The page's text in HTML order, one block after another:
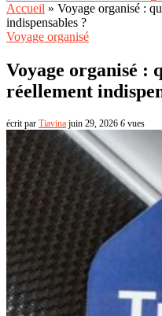
Accueil » Voyage organisé :
indispensables ?
Voyage organisé
Voyage organisé :
réellement
écrit par Tiavina juin 29, 2026 6 vues